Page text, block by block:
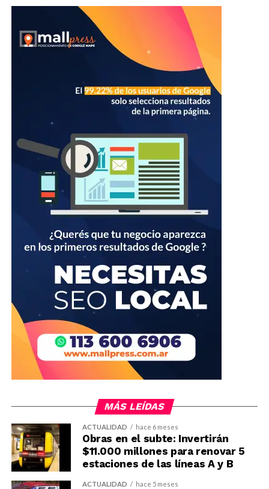
MÁS LEÍDAS
ACTUALIDAD hace 6 meses
Obras en el subte: Invertirán
$11.000 millones para renovar 5
estaciones de las líneas A y B
ACTUALIDAD hace 5 meses